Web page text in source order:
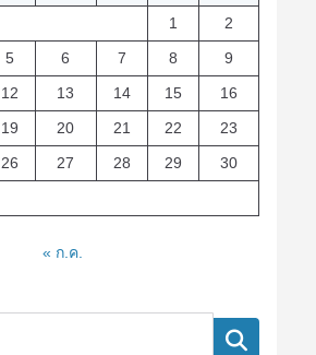
1
2
5 6 7 8
9
12 13 14 15
16
19 20 21 22
23
26 27 28 29
30
« ก.ค.
ค้นหา